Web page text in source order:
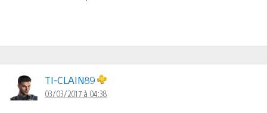
TI-CLAIN89
03/03/2017 à 04:38